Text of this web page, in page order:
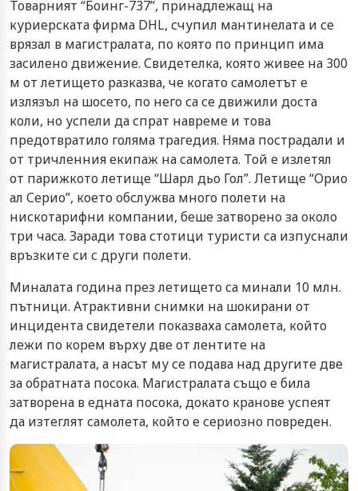
Товарният “Боинг-737”, принадлежащ на
куриерската фирма DHL, счупил мантинелата и се
врязал в магистралата, по която по принцип има
засилено движение. Свидетелка, която живее на 300
м от летището разказва, че когато самолетът е
излязъл на шосето, по него са се движили доста
коли, но успели да спрат навреме и това
предотвратило голяма трагедия. Няма пострадали и
от тричленния екипаж на самолета. Той е излетял
от парижкото летище “Шарл дьо Гол”. Летище “Орио
ал Серио”, което обслужва много полети на
нискотарифни компании, беше затворено за около
три часа. Заради това стотици туристи са изпуснали
връзките си с други полети.
Миналата година през летището са минали 10 млн.
пътници. Атрактивни снимки на шокирани от
инцидента свидетели показваха самолета, който
лежи по корем върху две от лентите на
магистралата, а насът му се подава над другите две
за обратната посока. Магистралата също е била
затворена в едната посока, докато кранове успеят
да изтеглят самолета, който е сериозно повреден.